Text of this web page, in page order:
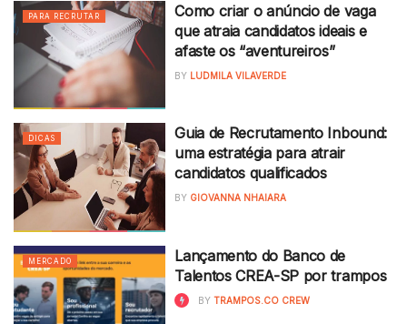
PARA RECRUTAR
Como criar o anúncio de vaga
que atraia candidatos ideais e
afaste os “aventureiros”
BY LUDMILA VILAVERDE
DICAS
Guia de Recrutamento Inbound:
uma estratégia para atrair
candidatos qualificados
BY GIOVANNA NHAIARA
MERCADO
Lançamento do Banco de
Talentos CREA-SP por trampos
BY TRAMPOS.CO CREW